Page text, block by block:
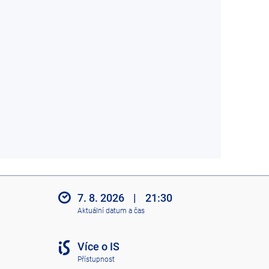
7. 8. 2026 | 21:30
Aktuální datum a čas
Více o IS
Přístupnost